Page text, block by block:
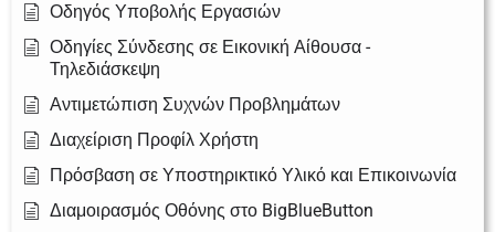
Οδηγός Υποβολής Εργασιών
Οδηγίες Σύνδεσης σε Εικονική Αίθουσα -
Τηλεδιάσκεψη
Αντιμετώπιση Συχνών Προβλημάτων
Διαχείριση Προφίλ Χρήστη
Πρόσβαση σε Υποστηρικτικό Υλικό και Επικοινωνία
Διαμοιρασμός Οθόνης στο BigBlueButton